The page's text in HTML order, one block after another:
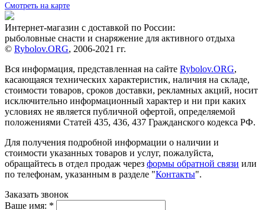
Смотреть на карте
Интернет-магазин с доставкой по России:
рыболовные снасти и снаряжение для активного отдыха
© Rybolov.ORG, 2006-2021 гг.
Вся информация, представленная на сайте Rybolov.ORG,
касающаяся технических характеристик, наличия на складе,
стоимости товаров, сроков доставки, рекламных акций, носит
исключительно информационный характер и ни при каких
условиях не является публичной офертой, определяемой
положениями Статей 435, 436, 437 Гражданского кодекса РФ.
Для получения подробной информации о наличии и
стоимости указанных товаров и услуг, пожалуйста,
обращайтесь в отдел продаж через формы обратной связи или
по телефонам, указанным в разделе "Контакты".
Заказать звонок
Ваше имя: *